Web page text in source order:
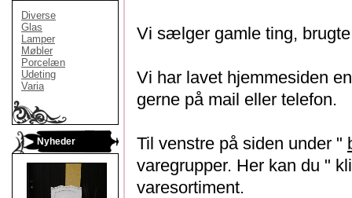
Diverse
Glas
Lamper
Møbler
Porcelæn
Udeting
Varia
Nyheder
Vi sælger gamle ting,
Vi har lavet hjemmesiden
gerne på mail eller telefon.
Til venstre på siden under "
varegrupper. Her kan du "
varesortiment.